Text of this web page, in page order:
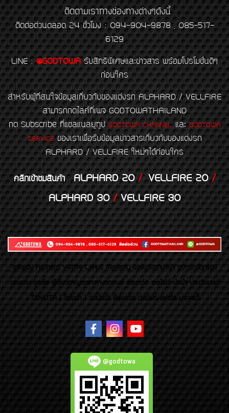
ติดตามเราทางช่องทางต่างๆดังนี้
ติดต่อด่วนตลอด 24 ชั่วโมง : 094-904-9878 , 085-517-
6129
LINE : @GODTOWA รับสิทธิพิเศษและข่าวสาร พร้อมโปรโมชั่นดีๆ
ก่อนใคร
สำหรับผู้ที่สนใจข้อมูลเกี่ยวกับของแต่งรถ ALPHARD / VELLFIRE
สามารถกดไลค์ที่เพจ GODTOWATHAILAND
กด Subscribe ที่แชลแนลยูทูป GODTOWA CHANNELและGODTOWA
SERVICEของเราเพื่อรับข้อมูลข่าวสารเกี่ยวกับของแต่งรถ
ALPHARD / VELLFIRE ใหม่ๆได้ก่อนใคร
คลิกเข้าชมสินค้า ALPHARD 20/VELLFIRE 20/
ALPHARD 30/VELLFIRE 30
ของเเต่ง Alphard Vellfire Lexus Majesty ของเเต่งรถนำเข้า อุปกรณ์ตกแต่ง
ของแต่ง ชุดล้อ ผู้เชี่ยวชาญเฉพาะทางรถยนต์ อัลพาร์ด เวลไฟร์ นำเข้า ประดับยนต์
TOYOTA ( โตโยต้า ) รถนำเข้า อัลพาร์ด เวลไฟร์ เลกซัส มาเจสตี้
@godtowa